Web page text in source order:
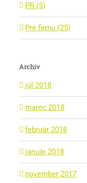
PR (5)
Pre firmu (25)
Archív
júl 2018
marec 2018
február 2018
január 2018
november 2017